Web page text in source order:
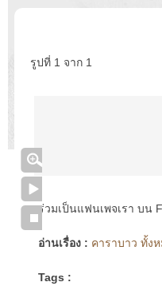
รูปที่ 1 จาก 1
ร่วมเป็นแฟนเพจเรา บน
อ่านเรื่อง : คาราบาว ทั้ง
Tags :